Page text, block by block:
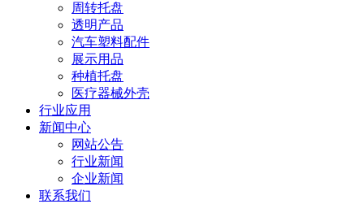
周转托盘
透明产品
汽车塑料配件
展示用品
种植托盘
医疗器械外壳
行业应用
新闻中心
网站公告
行业新闻
企业新闻
联系我们